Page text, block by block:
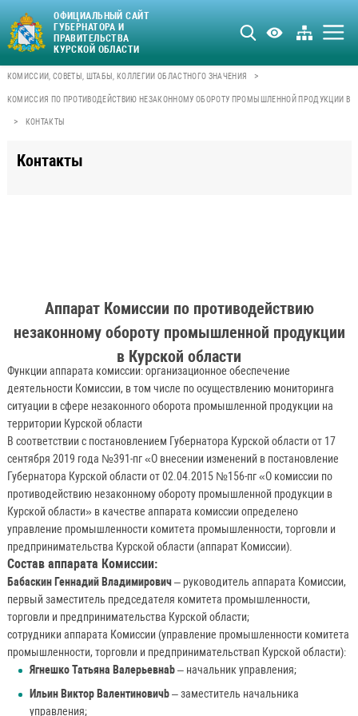
ОФИЦИАЛЬНЫЙ САЙТ
ГУБЕРНАТОРА И
ПРАВИТЕЛЬСТВА
КУРСКОЙ ОБЛАСТИ
КОМИССИИ, СОВЕТЫ, ШТАБЫ, КОЛЛЕГИИ ОБЛАСТНОГО ЗНАЧЕНИЯ >
КОМИССИЯ ПО ПРОТИВОДЕЙСТВИЮ НЕЗАКОННОМУ ОБОРОТУ ПРОМЫШЛЕННОЙ ПРОДУКЦИИ В
> КОНТАКТЫ
Контакты
Аппарат Комиссии по противодействию
незаконному обороту промышленной продукции
в Курской области
Функции аппарата комиссии: организационное обеспечение
деятельности Комиссии, в том числе по осуществлению мониторинга
ситуации в сфере незаконного оборота промышленной продукции на
территории Курской области
В соответствии с постановлением Губернатора Курской области от 17
сентября 2019 года №391-пг «О внесении изменений в постановление
Губернатора Курской области от 02.04.2015 №156-пг «О комиссии по
противодействию незаконному обороту промышленной продукции в
Курской области» в качестве аппарата комиссии определено
управление промышленности комитета промышленности, торговли и
предпринимательства Курской области (аппарат Комиссии).
Состав аппарата Комиссии:
Бабаскин Геннадий Владимирович– руководитель аппарата Комиссии,
первый заместитель председателя комитета промышленности,
торговли и предпринимательства Курской области;
сотрудники аппарата Комиссии (управление промышленности комитета
промышленности, торговли и предпринимательствап Курской области):
Ягнешко Татьяна Валерьевнаb– начальник управления;
Ильин Виктор Валентиновичb– заместитель начальника
управления;